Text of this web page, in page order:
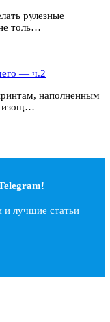
рулезные
толь…
— ч.2
наполненным
изощ…
и лучшие статьи